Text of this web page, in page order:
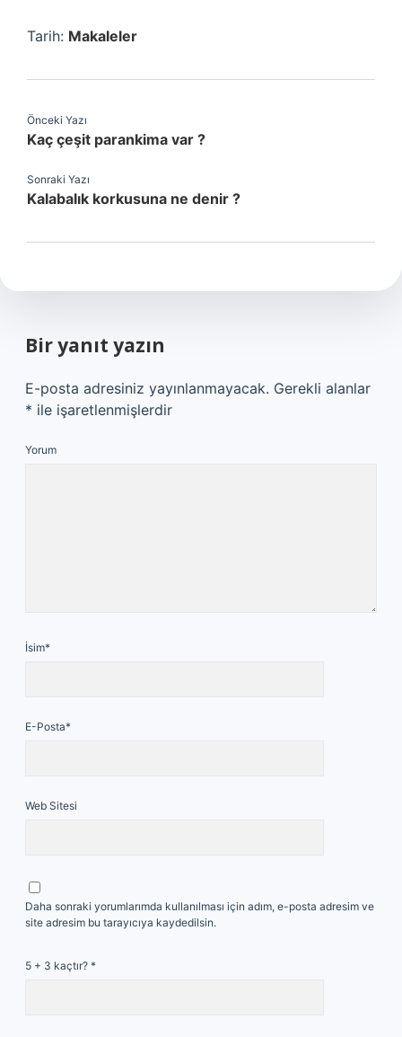
Tarih: Makaleler
Önceki Yazı
Kaç çeşit parankima var ?
Sonraki Yazı
Kalabalık korkusuna ne denir ?
Bir yanıt yazın
E-posta adresiniz yayınlanmayacak. Gerekli alanlar
* ile işaretlenmişlerdir
Yorum
İsim*
E-Posta*
Web Sitesi
Daha sonraki yorumlarımda kullanılması için adım, e-posta adresim ve
site adresim bu tarayıcıya kaydedilsin.
5 + 3 kaçtır? *